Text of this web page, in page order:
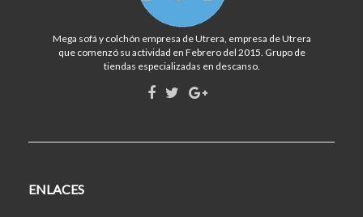
Mega sofá y colchón empresa de Utrera, empresa de Utrera
que comenzó su actividad en Febrero del 2015. Grupo de
tiendas especializadas en descanso.
ENLACES